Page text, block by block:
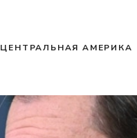
ЦЕНТРАЛЬНАЯ АМЕРИКА